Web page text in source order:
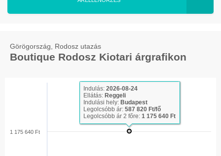
Görögország, Rodosz utazás
Boutique Rodosz Kiotari árgrafikon
1 175 640 Ft
Indulás: 2026-08-24
Ellátás: Reggeli
Indulási hely: Budapest
Legolcsóbb ár: 587 820 Ft/fő
Legolcsóbb ár 2 főre: 1 175 640 Ft